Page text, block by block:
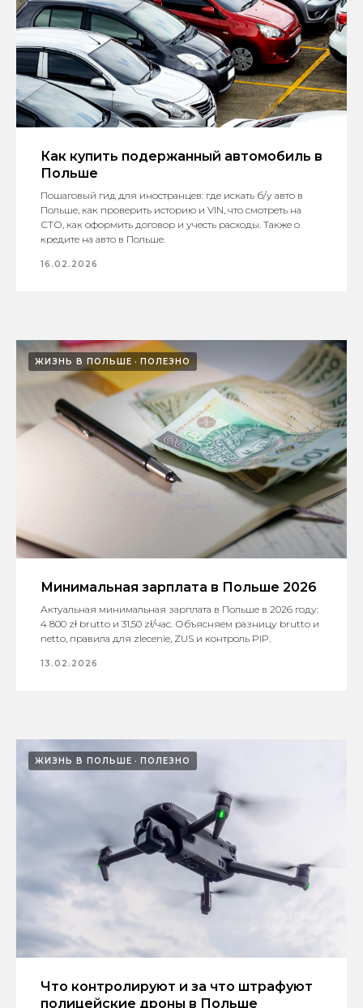
Как купить подержанный автомобиль в
Польше
Пошаговый гид для иностранцев: где искать б/у авто в
Польше, как проверить историю и VIN, что смотреть на
СТО, как оформить договор и учесть расходы. Также о
кредите на авто в Польше.
16.02.2026
ЖИЗНЬ В ПОЛЬШЕ ПОЛЕЗНО
Минимальная зарплата в Польше 2026
Актуальная минимальная зарплата в Польше в 2026 году:
4 800 zł brutto и 31,50 zł/час. Объясняем разницу brutto и
netto, правила для zlecenie, ZUS и контроль PIP.
13.02.2026
ЖИЗНЬ В ПОЛЬШЕ ПОЛЕЗНО
Что контролируют и за что штрафуют
полицейские дроны в Польше